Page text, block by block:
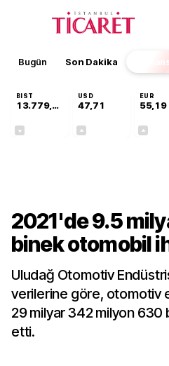
Bugün Son Dakika Finans
BIST
13.779,39
USD
47,71
EUR
55,19
2021'de 9.5
binek otomobil
Uludağ Otomotiv
verilerine göre, otomotiv
29 milyar 342 milyon 630
etti.